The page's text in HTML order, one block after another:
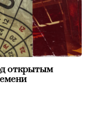
открытым